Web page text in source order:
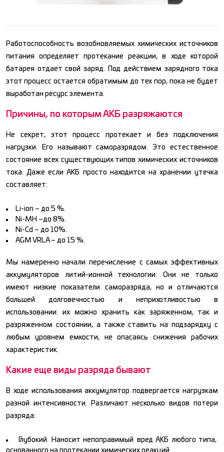
Работоспособность возобновляемых химических источников
питания определяет протекание реакции, в ходе которой
батарея отдает свой заряд. Под действием зарядного тока
этот процесс остается обратимым до тех пор, пока не будет
выработан ресурс элемента.
Причины, по которым АКБ разряжаются
Не секрет, этот процесс протекает и без подключения
нагрузки. Его называют саморазрядом. Это естественное
состояние всех существующих типов химических источников
тока. Даже если АКБ просто находится на хранении утечка
составляет:
Li-ion – до 5 %.
Ni-MH –до 8%.
Ni-Cd – до 10%.
AGM VRLA – до 15 %.
Мы намеренно начали перечисление с самых эффективных
аккумуляторов литий-ионной технологии. Они не только
имеют низкие показатели саморазряда, но и отличаются
большей долговечностью и неприхотливостью в
использовании: их можно хранить как заряженном, так и
разряженном состоянии, а также ставить на подзарядку с
любым уровнем емкости, не опасаясь снижения рабочих
характеристик.
Какие еще виды разряда бывают
В ходе использования аккумулятор подвергается нагрузкам
разной интенсивности. Различают несколько видов потери
разряда:
Глубокий. Наносит непоправимый вред АКБ любого типа,
основанного на протекании химических реакций.